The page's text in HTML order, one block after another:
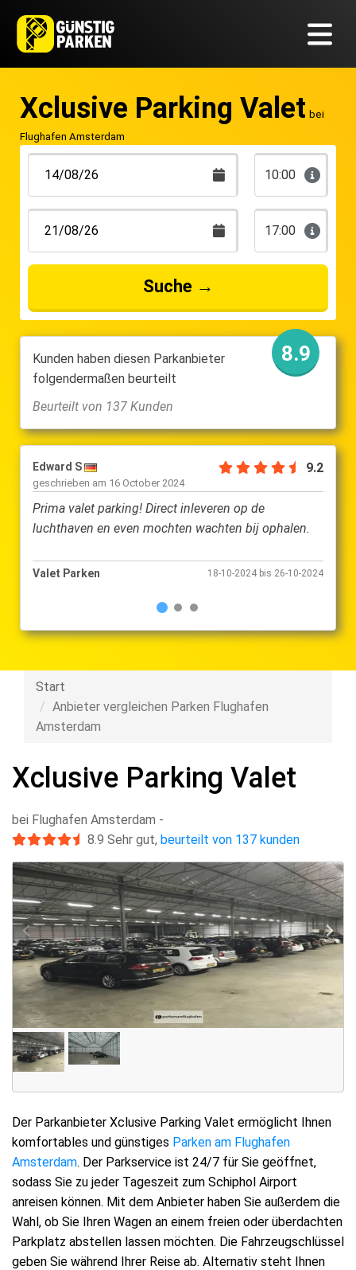
Xclusive Parking Valet bei
Flughafen Amsterdam
10:00
17:00
Suche→
Kunden haben diesen Parkanbieter
folgendermaßen beurteilt
8.9
Beurteilt von 137 Kunden
Edward S
geschrieben am 16 October 2024
9.2
Prima valet parking! Direct inleveren op de
luchthaven en even mochten wachten bij ophalen.
Valet Parken 18-10-2024 bis 26-10-2024
Start
Anbieter vergleichen Parken Flughafen
Amsterdam
Xclusive Parking Valet
bei Flughafen Amsterdam -
8.9 Sehr gut, beurteilt von 137 kunden
Der Parkanbieter Xclusive Parking Valet ermöglicht Ihnen
komfortables und günstiges Parken am Flughafen
Amsterdam. Der Parkservice ist 24/7 für Sie geöffnet,
sodass Sie zu jeder Tageszeit zum Schiphol Airport
anreisen können. Mit dem Anbieter haben Sie außerdem die
Wahl, ob Sie Ihren Wagen an einem freien oder überdachten
Parkplatz abstellen lassen möchten. Die Fahrzeugschlüssel
geben Sie während Ihrer Reise ab. Alternativ steht Ihnen